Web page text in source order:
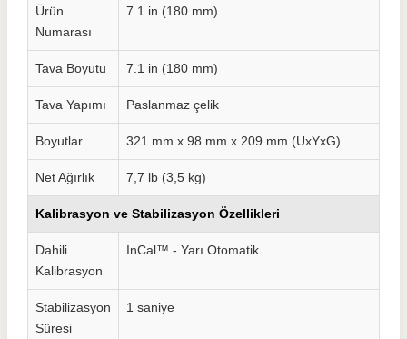
Ürün
Numarası
7.1 in (180 mm)
Tava Boyutu 7.1 in (180 mm)
Tava Yapımı Paslanmaz çelik
Boyutlar 321 mm x 98 mm x 209 mm (UxYxG)
Net Ağırlık 7,7 lb (3,5 kg)
Kalibrasyon ve Stabilizasyon Özellikleri
Dahili
Kalibrasyon
InCal™ - Yarı Otomatik
Stabilizasyon
Süresi
1 saniye